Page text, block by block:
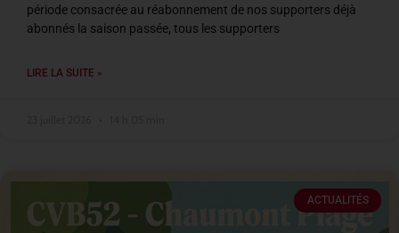
période consacrée au réabonnement de nos supporters déjà
abonnés la saison passée, tous les supporters
LIRE LA SUITE »
ACTUALITÉS